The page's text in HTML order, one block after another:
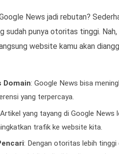
News jadi rebutan?
sudah punya otoritas tinggi.
website kamu akan
Domain: Google News bisa
yang terpercaya.
yang tayang di Google News
trafik ke website kita.
: Dengan otoritas lebih